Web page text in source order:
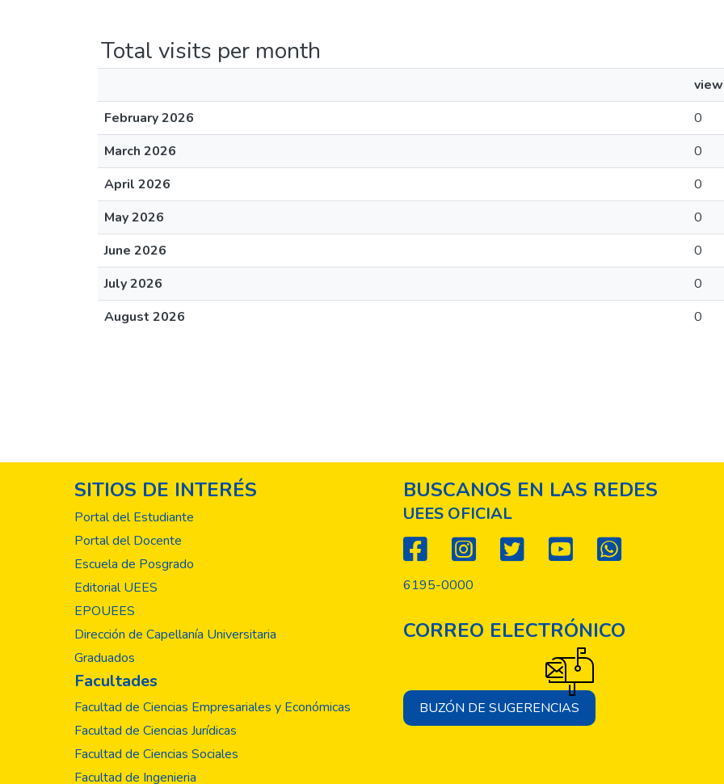
Total visits per month
February 2026
0
March 2026
0
April 2026
0
May 2026
0
June 2026
0
July 2026
0
August 2026
0
SITIOS DE INTERÉS
Portal del Estudiante
Portal del Docente
Escuela de Posgrado
Editorial UEES
EPOUEES
Dirección de Capellanía Universitaria
Graduados
Facultades
Facultad de Ciencias Empresariales y Económicas
Facultad de Ciencias Jurídicas
Facultad de Ciencias Sociales
Facultad de Ingenieria
BUSCANOS EN LAS REDES
UEES OFICIAL
6195-0000
CORREO ELECTRÓNICO
BUZÓN DE SUGERENCIAS